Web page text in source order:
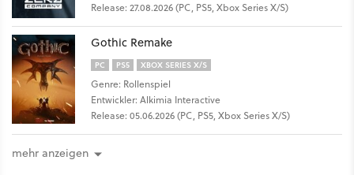
Release: 27.08.2026 (PC, PS5, Xbox Series X/S)
Gothic Remake
PC PS5 XBOX SERIES X/S
Genre: Rollenspiel
Entwickler: Alkimia Interactive
Release: 05.06.2026 (PC, PS5, Xbox Series X/S)
mehr anzeigen